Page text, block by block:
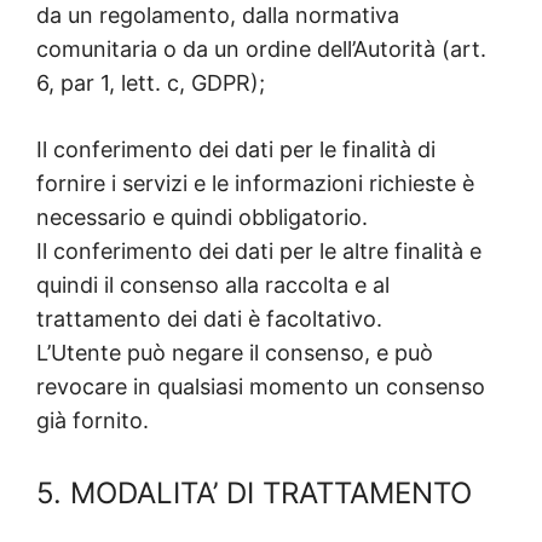
da un regolamento, dalla normativa
comunitaria o da un ordine dell’Autorità (art.
6, par 1, lett. c, GDPR);
Il conferimento dei dati per le finalità di
fornire i servizi e le informazioni richieste è
necessario e quindi obbligatorio.
Il conferimento dei dati per le altre finalità e
quindi il consenso alla raccolta e al
trattamento dei dati è facoltativo.
L’Utente può negare il consenso, e può
revocare in qualsiasi momento un consenso
già fornito.
5. MODALITA’ DI TRATTAMENTO